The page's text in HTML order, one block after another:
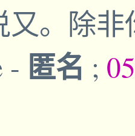
又。除
- 匿名 ;